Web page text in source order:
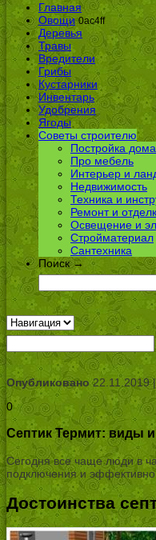
Главная
Овощи 0ac4ff
Деревья
Травы
Вредители
Грибы
Кустарники
Инвентарь
Удобрения
Ягоды
Советы строителю
Постройка дома
Про мебель
Интерьер и
Недвижимость
Техника и
Ремонт и
Освещение и
Стройматериал
Сантехника
Поиск →
Опубликовано22.11.2019
0
Септик Термит: виды
Сегодня все чаще люди в
подключения и эффективно
Достоинства